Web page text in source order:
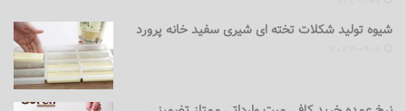
شیوه تولید شکلات تخته ای شیری سفید خانه پرورد